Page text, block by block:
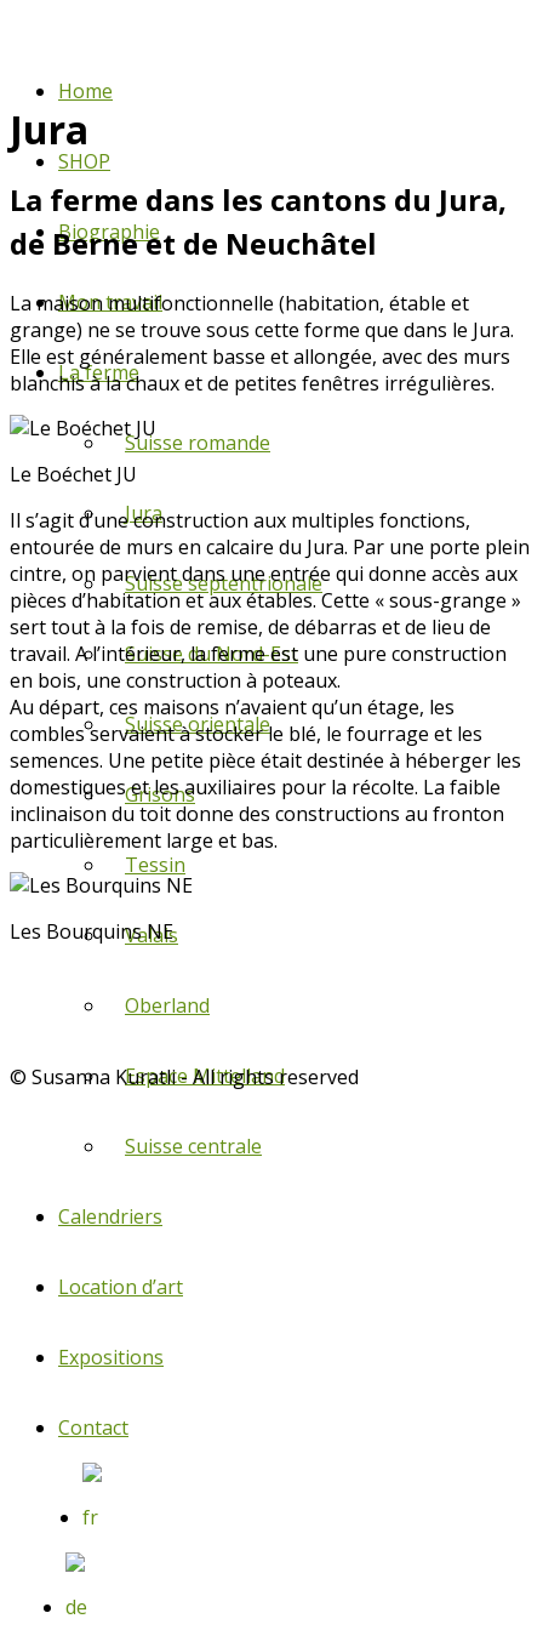
Home
SHOP
Biographie
Mon travail
La ferme
Suisse romande
Jura
Suisse septentrionale
Suisse du Nord-Est
Suisse orientale
Grisons
Tessin
Valais
Oberland
Espace Mittelland
Suisse centrale
Calendriers
Location d’art
Expositions
Contact
Jura
La ferme dans les cantons du Jura,
de Berne et de Neuchâtel
La maison multifonctionnelle (habitation, étable et
grange) ne se trouve sous cette forme que dans le Jura.
Elle est généralement basse et allongée, avec des murs
blanchis à la chaux et de petites fenêtres irrégulières.
Le Boéchet JU
Il s’agit d’une construction aux multiples fonctions,
entourée de murs en calcaire du Jura. Par une porte plein
cintre, on parvient dans une entrée qui donne accès aux
pièces d’habitation et aux étables. Cette « sous-grange »
sert tout à la fois de remise, de débarras et de lieu de
travail. A l’intérieur, la ferme est une pure construction
en bois, une construction à poteaux.
Au départ, ces maisons n’avaient qu’un étage, les
combles servaient à stocker le blé, le fourrage et les
semences. Une petite pièce était destinée à héberger les
domestiques et les auxiliaires pour la récolte. La faible
inclinaison du toit donne des constructions au fronton
particulièrement large et bas.
Les Bourquins NE
© Susanna Kuratli - All rights reserved